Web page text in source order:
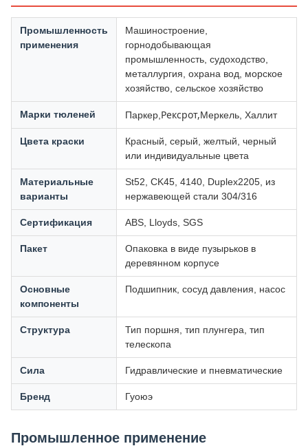
Промышленность
применения
Машиностроение,
горнодобывающая
промышленность, судоходство,
металлургия, охрана вод, морское
хозяйство, сельское хозяйство
Марки тюленей Паркер, Рексрот,Меркель, Халлит
Цвета краски
Красный, серый, желтый, черный
или индивидуальные цвета
Материальные
варианты
St52, CK45, 4140, Duplex2205, из
нержавеющей стали 304/316
Сертификация ABS, Lloyds, SGS
Пакет
Опаковка в виде пузырьков в
деревянном корпусе
Основные
компоненты
Подшипник, сосуд давления, насос
Структура
Тип поршня, тип плунгера, тип
телескопа
Сила Гидравлические и пневматические
Бренд Гуоюэ
Промышленное применение